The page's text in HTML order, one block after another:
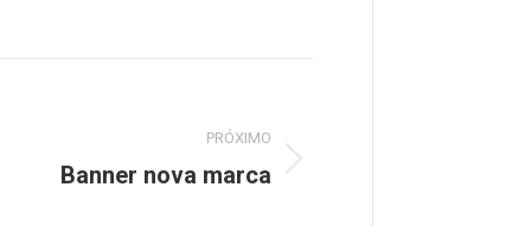
PRÓXIMO
Banner nova marca